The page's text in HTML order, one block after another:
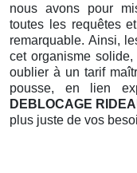
nous avons pour
toutes les requêtes
remarquable. Ainsi,
cet organisme
oublier à un tarif
pousse, en lien
DEBLOCAGE
plus juste de vos